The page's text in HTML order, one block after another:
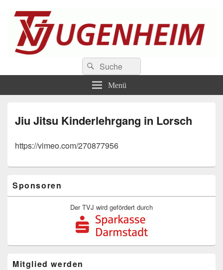
TV Jugenheim 1888 e.V.
Der Sportverein an der Bergstrasse
Suchen
nach:
Suchen
Menü
Jiu Jitsu Kinderlehrgang in Lorsch
https://vimeo.com/270877956
Seitenleisten-
Widgetbereich
Sponsoren
Der TVJ wird gefördert durch
Mitglied werden